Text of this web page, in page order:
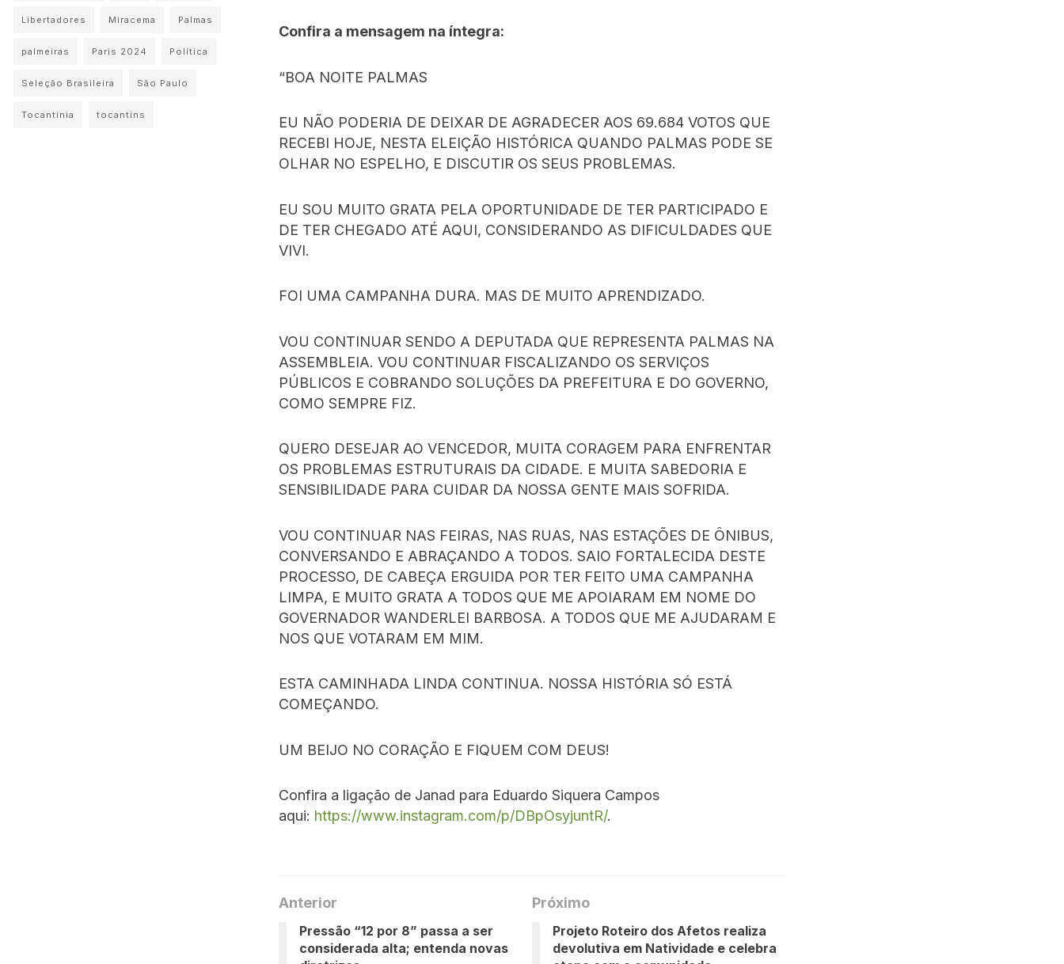
Confira a mensagem na íntegra:
“BOA NOITE PALMAS
EU NÃO PODERIA DE DEIXAR DE AGRADECER AOS 69.684 VOTOS QUE
RECEBI HOJE, NESTA ELEIÇÃO HISTÓRICA QUANDO PALMAS PODE SE
OLHAR NO ESPELHO, E DISCUTIR OS SEUS PROBLEMAS.
EU SOU MUITO GRATA PELA OPORTUNIDADE DE TER PARTICIPADO E
DE TER CHEGADO ATÉ AQUI, CONSIDERANDO AS DIFICULDADES QUE
VIVI.
FOI UMA CAMPANHA DURA. MAS DE MUITO APRENDIZADO.
VOU CONTINUAR SENDO A DEPUTADA QUE REPRESENTA PALMAS NA
ASSEMBLEIA. VOU CONTINUAR FISCALIZANDO OS SERVIÇOS
PÚBLICOS E COBRANDO SOLUÇÕES DA PREFEITURA E DO GOVERNO,
COMO SEMPRE FIZ.
QUERO DESEJAR AO VENCEDOR, MUITA CORAGEM PARA ENFRENTAR
OS PROBLEMAS ESTRUTURAIS DA CIDADE. E MUITA SABEDORIA E
SENSIBILIDADE PARA CUIDAR DA NOSSA GENTE MAIS SOFRIDA.
VOU CONTINUAR NAS FEIRAS, NAS RUAS, NAS ESTAÇÕES DE ÔNIBUS,
CONVERSANDO E ABRAÇANDO A TODOS. SAIO FORTALECIDA DESTE
PROCESSO, DE CABEÇA ERGUIDA POR TER FEITO UMA CAMPANHA
LIMPA, E MUITO GRATA A TODOS QUE ME APOIARAM EM NOME DO
GOVERNADOR WANDERLEI BARBOSA. A TODOS QUE ME AJUDARAM E
NOS QUE VOTARAM EM MIM.
ESTA CAMINHADA LINDA CONTINUA. NOSSA HISTÓRIA SÓ ESTÁ
COMEÇANDO.
UM BEIJO NO CORAÇÃO E FIQUEM COM DEUS!
Confira a ligação de Janad para Eduardo Siquera Campos
aqui: https://www.instagram.com/p/DBpOsyjuntR/.
Anterior
Pressão “12 por 8” passa a ser
considerada alta; entenda novas
Próximo
Projeto Roteiro dos Afetos realiza
devolutiva em Natividade e celebra
Libertadores Miracema Palmas
palmeiras Paris 2024 Política
Seleção Brasileira São Paulo
Tocantinia tocantins